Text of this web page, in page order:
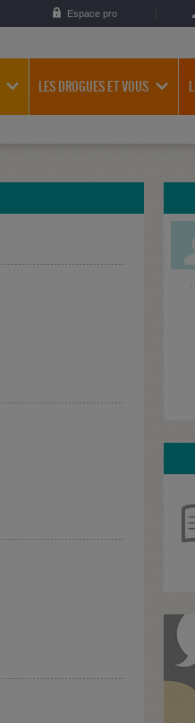
Espace pro
LES DROGUES ET VOUS